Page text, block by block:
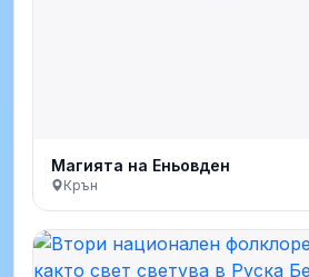
Магията на Еньовден
Крън